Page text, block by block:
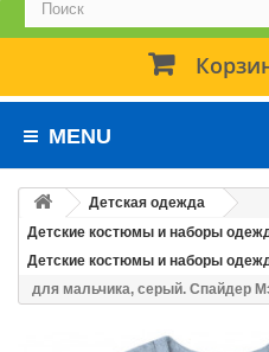
MENU
Детская одежда
Детские костюмы и наборы
Детские костюмы и наборы
для мальчика, серый. Спайдер